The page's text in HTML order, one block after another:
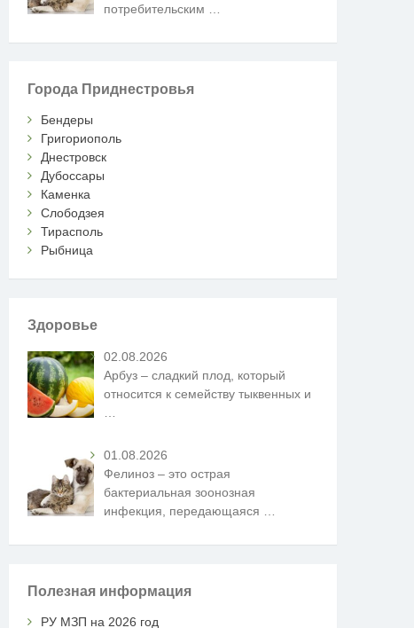
потребительским
Города Приднестровья
Бендеры
Григориополь
Днестровск
Дубоссары
Каменка
Слободзея
Тирасполь
Рыбница
Здоровье
02.08.2026
Арбуз – сладкий плод, который
относится к семейству тыквенных и
01.08.2026
Фелиноз – это острая
бактериальная зоонозная
инфекция, передающаяся
Полезная информация
РУ МЗП на 2026 год